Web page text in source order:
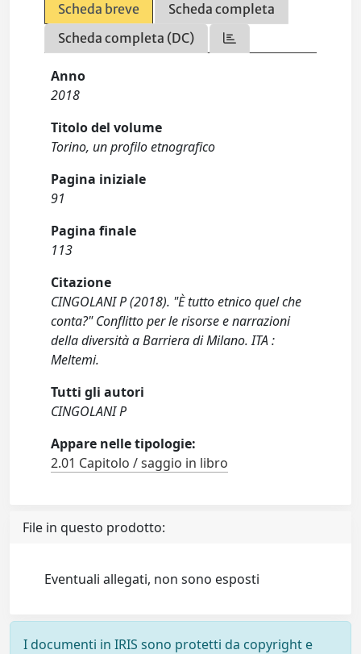
Scheda breve
Scheda completa
Scheda completa (DC)
Anno
2018
Titolo del volume
Torino, un profilo etnografico
Pagina iniziale
91
Pagina finale
113
Citazione
CINGOLANI P (2018). "È tutto etnico quel che
conta?" Conflitto per le risorse e narrazioni
della diversità a Barriera di Milano. ITA :
Meltemi.
Tutti gli autori
CINGOLANI P
Appare nelle tipologie:
2.01 Capitolo / saggio in libro
File in questo prodotto:
Eventuali allegati, non sono esposti
I documenti in IRIS sono protetti da copyright e